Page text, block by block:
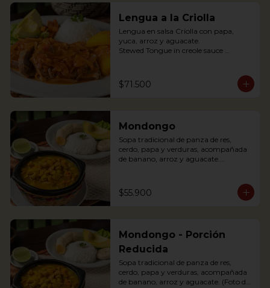
Lengua a la Criolla
Lengua en salsa Criolla con papa,
yuca, arroz y aguacate.
Stewed Tongue in creole sauce
$71.500
Mondongo
Sopa tradicional de panza de res,
cerdo, papa y verduras, acompañada
de banano, arroz y aguacate.
vegetables. Accompanied with
banana, rice and avocado. You can add
$55.900
Mondongo - Porción
Reducida
Sopa tradicional de panza de res,
cerdo, papa y verduras, acompañada
de banano, arroz y aguacate. (Foto de